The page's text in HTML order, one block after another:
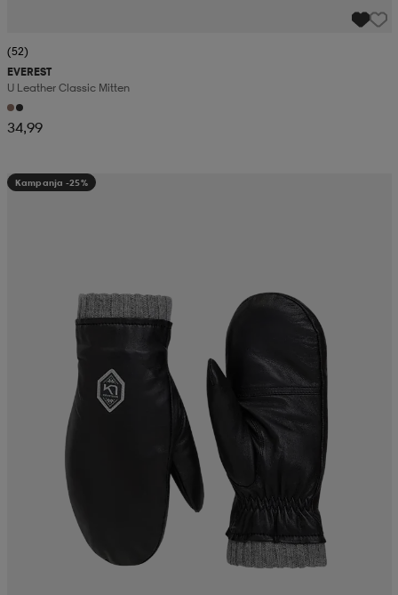
(52)
EVEREST
U Leather Classic Mitten
34,99
Kampanja -25%